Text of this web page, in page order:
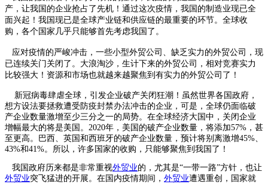
产，让我国的企业抢占了先机！通过这次疫情，我国的制造业现已全
面兴起！我国现已是全球产业链和供应链的最重要的环节。全球收
购，各个国家几乎只能够首先考虑我国了。
应对疫情的严峻冲击，一些小型外贸公司、缺乏实力的外贸公司，现
已连续关门关闭了。大浪淘沙，生计下来的外贸公司，相对竞赛实力
比较强大！资源和市场也就越来越聚焦到有实力的外贸公司了！
新冠病毒肆虐全球，引发企业破产关闭狂潮！虽然世界各国政府，
想方设法要拯救遭受防疫封禁办法冲击的企业，可是，全球仍面临破
产企业数量激增至少三分之一的局势。在全球经济大国中，关闭企业
增幅最大的将是美国。2020年，美国的破产企业数量，将添加57%，甚
至更高。巴西、英国和西班牙的破产企业数量，预计将别离激增45%、
43%和41%。所以，许多国家的收购，只能够聚焦到我国了！
我国政府历来都是非常重视外贸业的，尤其是“一带一路”方针，也让
外贸业突飞猛进的开展。在国内疫情期间， 外贸业遭遇重创，国家就